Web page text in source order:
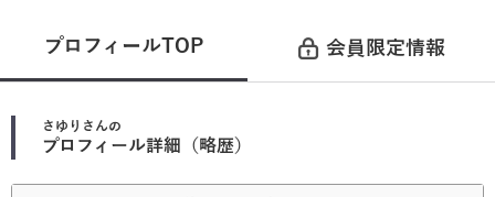
プロフィールTOP 会員限定情報
さゆり さんの
プロフィール詳細（略歴）